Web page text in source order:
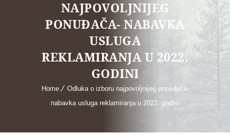
NAJPOVOLJNIJEG
PONUĐAČA- NABAVKA
USLUGA
REKLAMIRANJA U 2022.
GODINI
Home
Odluka o izboru najpovoljnijeg ponuđača-
nabavka usluga reklamiranja u 2022. godini